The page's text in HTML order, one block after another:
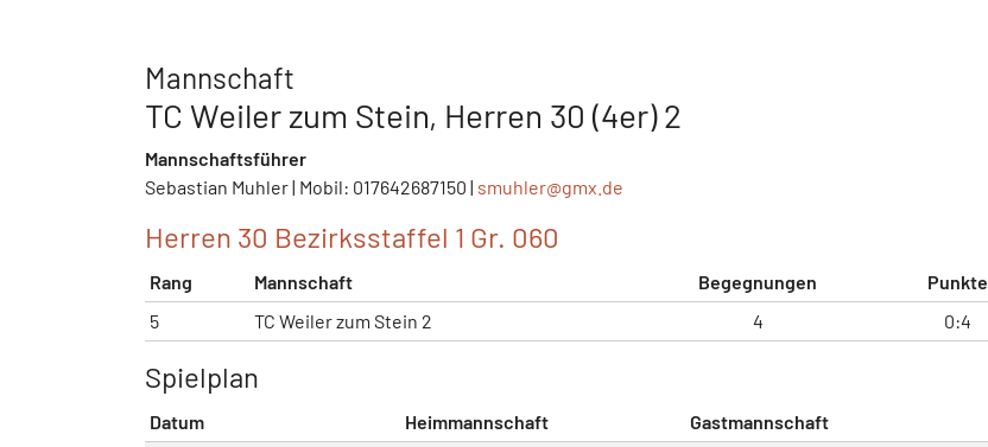
Mannschaft
TC Weiler zum Stein, Herren 30 (4er) 2
Mannschaftsführer
Sebastian Muhler | Mobil: 017642687150 | smuhler@gmx.de
Herren 30 Bezirksstaffel 1 Gr. 060
Rang Mannschaft Begegnungen Punkte
5
TC Weiler zum Stein 2 4 0:4
Spielplan
Datum Heimmannschaft Gastmannschaft